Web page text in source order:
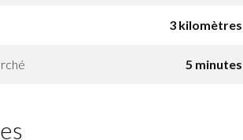
3 kilomètres
5 minutes